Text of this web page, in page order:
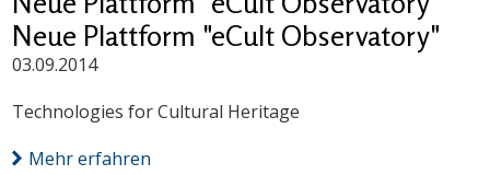
Neue Plattform "eCult Observatory"
03.09.2014
Technologies for Cultural Heritage
Mehr erfahren